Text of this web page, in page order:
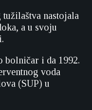
nastojala
a u svoju
bolničar i da 1992.
voda
(SUP) u